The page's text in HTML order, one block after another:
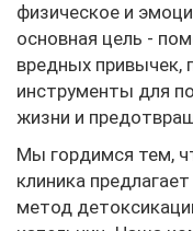
физическое и
основная цель -
вредных привычек,
инструменты для
жизни и
Мы гордимся тем,
клиника
метод